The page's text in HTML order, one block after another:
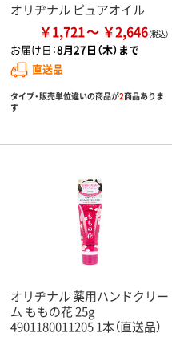
オリヂナル ピュアオイル
￥1,721 ￥2,646
お届け日：8月27日（木）まで
直送品
タイプ・販売単位違いの商品が2商品ありま
す
オリヂナル 薬用ハンドクリー
ム ももの花 25g
4901180011205 1本（直送品）